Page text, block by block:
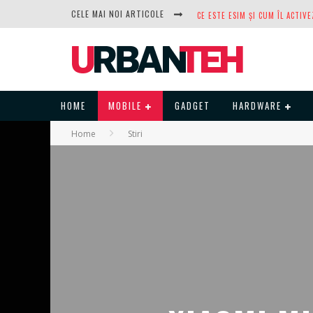
CELE MAI NOI ARTICOLE
DUPĂ ANI DE REFUZURI,
HOME MOBILE GADGET HARDWARE
Home Stiri